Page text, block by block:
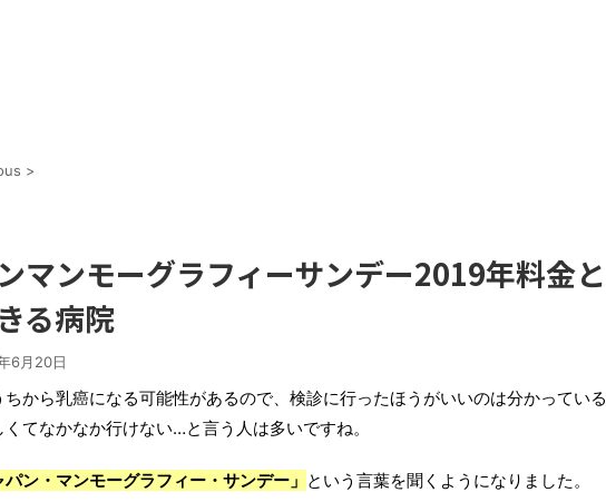
>
マンモーグラフィーサンデー2019年料金と
る病院
6月20日
から乳癌になる可能性があるので、検診に行ったほうがいいのは分かっている
てなかなか行けない…と言う人は多いですね。
パン・マンモーグラフィー・サンデー」 という言葉を聞くようになりました。